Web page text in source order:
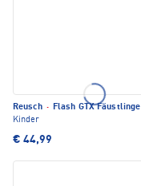
Reusch · Flash GTX Fäustlinge
Kinder
€ 44,99